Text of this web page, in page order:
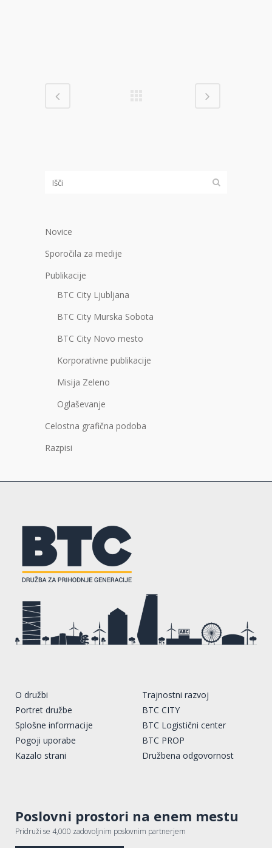
Novice
Sporočila za medije
Publikacije
BTC City Ljubljana
BTC City Murska Sobota
BTC City Novo mesto
Korporativne publikacije
Misija Zeleno
Oglaševanje
Celostna grafična podoba
Razpisi
O družbi
Portret družbe
Splošne informacije
Pogoji uporabe
Kazalo strani
Trajnostni razvoj
BTC CITY
BTC Logistični center
BTC PROP
Družbena odgovornost
Poslovni prostori na enem mestu
Pridruži se 4,000 zadovoljnim poslovnim partnerjem